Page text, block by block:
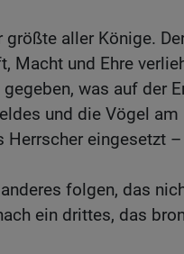
aller Könige.
Macht und Ehre
was auf der
und die Vögel
Herrscher eingesetzt
folgen, das
ein drittes, das